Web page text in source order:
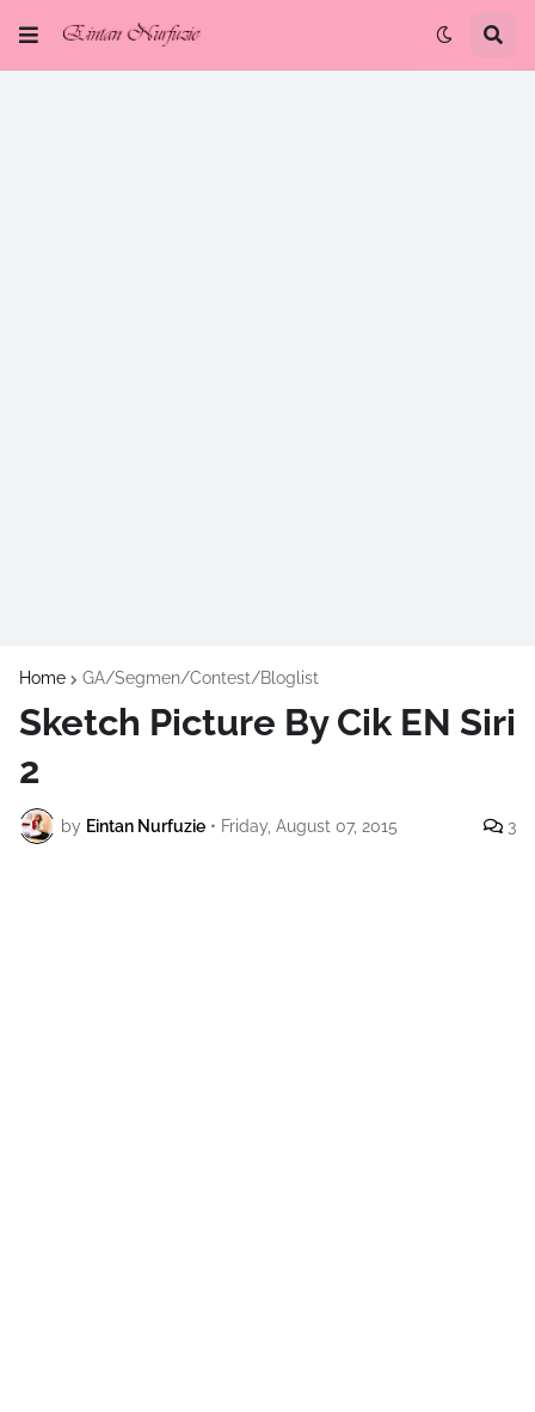
Home GA/Segmen/Contest/Bloglist
Sketch Picture By Cik EN Siri
2
by Eintan Nurfuzie • Friday, August 07, 2015 3